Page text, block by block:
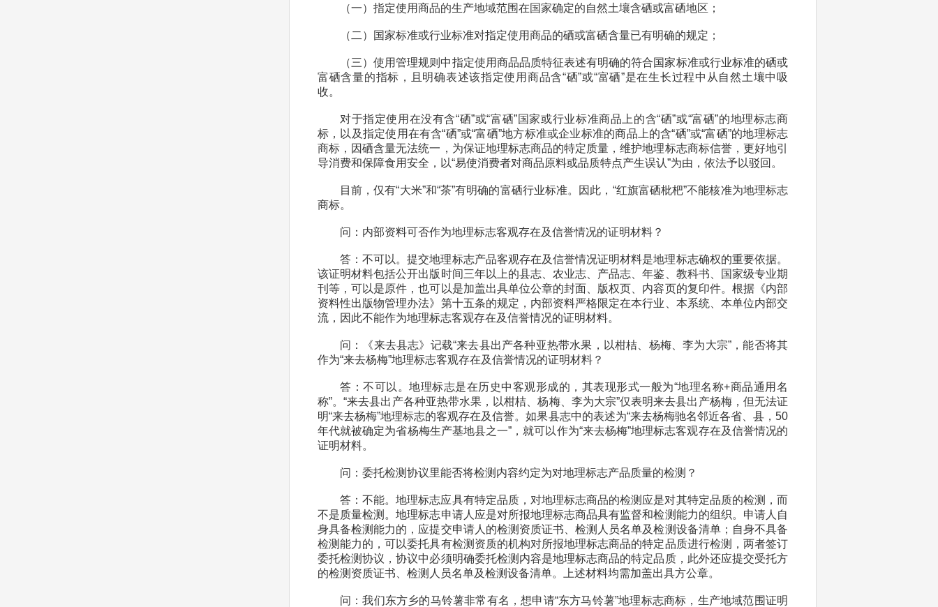
（一）指定使用商品的生产地域范围在国家确定的自然土壤含硒或富硒地区；
（二）国家标准或行业标准对指定使用商品的硒或富硒含量已有明确的规定；
（三）使用管理规则中指定使用商品品质特征表述有明确的符合国家标准或行业标准的硒或
富硒含量的指标，且明确表述该指定使用商品含“硒”或“富硒”是在生长过程中从自然土壤中吸
收。
对于指定使用在没有含“硒”或“富硒”国家或行业标准商品上的含“硒”或“富硒”的地理标志商
标，以及指定使用在有含“硒”或“富硒”地方标准或企业标准的商品上的含“硒”或“富硒”的地理标志
商标，因硒含量无法统一，为保证地理标志商品的特定质量，维护地理标志商标信誉，更好地引
导消费和保障食用安全，以“易使消费者对商品原料或品质特点产生误认”为由，依法予以驳回。
目前，仅有“大米”和“茶”有明确的富硒行业标准。因此，“红旗富硒枇杷”不能核准为地理标志
商标。
问：内部资料可否作为地理标志客观存在及信誉情况的证明材料？
答：不可以。提交地理标志产品客观存在及信誉情况证明材料是地理标志确权的重要依据。
该证明材料包括公开出版时间三年以上的县志、农业志、产品志、年鉴、教科书、国家级专业期
刊等，可以是原件，也可以是加盖出具单位公章的封面、版权页、内容页的复印件。根据《内部
资料性出版物管理办法》第十五条的规定，内部资料严格限定在本行业、本系统、本单位内部交
流，因此不能作为地理标志客观存在及信誉情况的证明材料。
问：《来去县志》记载“来去县出产各种亚热带水果，以柑桔、杨梅、李为大宗”，能否将其
作为“来去杨梅”地理标志客观存在及信誉情况的证明材料？
答：不可以。地理标志是在历史中客观形成的，其表现形式一般为“地理名称+商品通用名
称”。“来去县出产各种亚热带水果，以柑桔、杨梅、李为大宗”仅表明来去县出产杨梅，但无法证
明“来去杨梅”地理标志的客观存在及信誉。如果县志中的表述为“来去杨梅驰名邻近各省、县，50
年代就被确定为省杨梅生产基地县之一”，就可以作为“来去杨梅”地理标志客观存在及信誉情况的
证明材料。
问：委托检测协议里能否将检测内容约定为对地理标志产品质量的检测？
答：不能。地理标志应具有特定品质，对地理标志商品的检测应是对其特定品质的检测，而
不是质量检测。地理标志申请人应是对所报地理标志商品具有监督和检测能力的组织。申请人自
身具备检测能力的，应提交申请人的检测资质证书、检测人员名单及检测设备清单；自身不具备
检测能力的，可以委托具有检测资质的机构对所报地理标志商品的特定品质进行检测，两者签订
委托检测协议，协议中必须明确委托检测内容是地理标志商品的特定品质，此外还应提交受托方
的检测资质证书、检测人员名单及检测设备清单。上述材料均需加盖出具方公章。
问：我们东方乡的马铃薯非常有名，想申请“东方马铃薯”地理标志商标，生产地域范围证明